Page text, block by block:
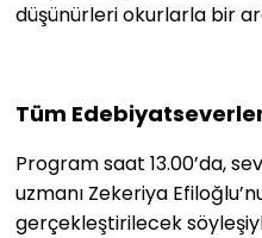
düşünürleri okurlarla bir
Tüm
Program saat 13.00’da,
uzmanı Zekeriya
gerçekleştirilecek